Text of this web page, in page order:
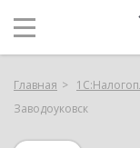
Главная
Заводоуковск